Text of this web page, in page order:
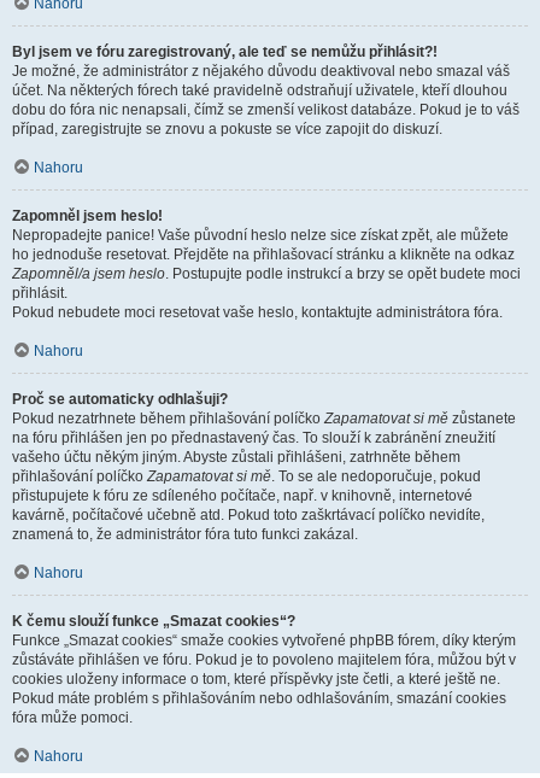
Nahoru
Byl jsem ve fóru zaregistrovaný, ale teď se nemůžu přihlásit?!
Je možné, že administrátor z nějakého důvodu deaktivoval nebo smazal váš
účet. Na některých fórech také pravidelně odstraňují uživatele, kteří dlouhou
dobu do fóra nic nenapsali, čímž se zmenší velikost databáze. Pokud je to váš
případ, zaregistrujte se znovu a pokuste se více zapojit do diskuzí.
Nahoru
Zapomněl jsem heslo!
Nepropadejte panice! Vaše původní heslo nelze sice získat zpět, ale můžete
ho jednoduše resetovat. Přejděte na přihlašovací stránku a klikněte na odkaz
Zapomněl/a jsem heslo. Postupujte podle instrukcí a brzy se opět budete moci
přihlásit.
Pokud nebudete moci resetovat vaše heslo, kontaktujte administrátora fóra.
Nahoru
Proč se automaticky odhlašuji?
Pokud nezatrhnete během přihlašování políčkoZapamatovat si mě zůstanete
na fóru přihlášen jen po přednastavený čas. To slouží k zabránění zneužití
vašeho účtu někým jiným. Abyste zůstali přihlášeni, zatrhněte během
přihlašování políčkoZapamatovat si mě. To se ale nedoporučuje, pokud
přistupujete k fóru ze sdíleného počítače, např. v knihovně, internetové
kavárně, počítačové učebně atd. Pokud toto zaškrtávací políčko nevidíte,
znamená to, že administrátor fóra tuto funkci zakázal.
Nahoru
K čemu slouží funkce „Smazat cookies“?
Funkce „Smazat cookies“ smaže cookies vytvořené phpBB fórem, díky kterým
zůstáváte přihlášen ve fóru. Pokud je to povoleno majitelem fóra, můžou být v
cookies uloženy informace o tom, které příspěvky jste četli, a které ještě ne.
Pokud máte problém s přihlašováním nebo odhlašováním, smazání cookies
fóra může pomoci.
Nahoru